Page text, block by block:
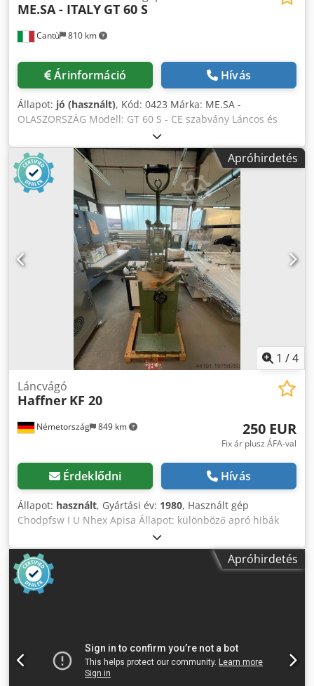
Cantù 810 km
ME.SA - ITALY GT 60 S
Árinformáció Hívás
Állapot: jó (használt), Kód: 0423 Márka: ME.SA -
OLASZORSZÁG Modell: GT 60 S - CE szabvány Láncos és
zárfésű marógép vágókkal és fúrókkal asztalosmunkákhoz,
faipari szerkezetekhez, ajtókhoz, bútorokhoz és különféle
egyéb felhasználásokra – CE szabvány Műszaki adatok:
Max. zárfésű hossz: 250 mm Chedpfxszgt Edo Apija Fej
keresztirányú elmozdulás: 100 mm Fej forgás: +/- 45°
Függőleges tartó emelés: 250 mm Függőleges tartó forgás:
+/- 45° Max. ablak-/ajtókeret magasság: 1000 mm
Láncmotor: 3 LE Függőleges orsó motor: 2 LE Vízszintes
orsótávolság min./max.: 50/130 mm Teljes méretek: 850 x
900 x 1900 mm (ma) Súly: 390 kg
Apróhirdetés
1 /4
Németország 849 km
Láncvágó
Haffner KF 20
250 EUR
Fix ár plusz ÁFA-val
Érdeklődni Hívás
Állapot: használt, Gyártási év: 1980, Használt gép
Chodpfsw I U Nhex Apisa Állapot: különböző apró hibák
láncok nélkül Felszereltség és műszaki adatok: Löket
balra/jobbra: 150 mm, Felső/alsó löket: 150 mm Motor: 1,5
kW Pótalkatrész-hordozóként is használható Elérhetőség:
rövid távon Helyszín: Flörsheim
Apróhirdetés